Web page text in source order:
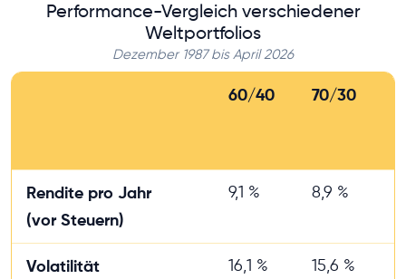
Performance-Vergleich verschiedener
Weltportfolios
Dezember 1987 bis April 2026
60/40 70/30
Rendite pro Jahr
(vor Steuern)
9,1 % 8,9 %
Volatilität
16,1 % 15,6 %